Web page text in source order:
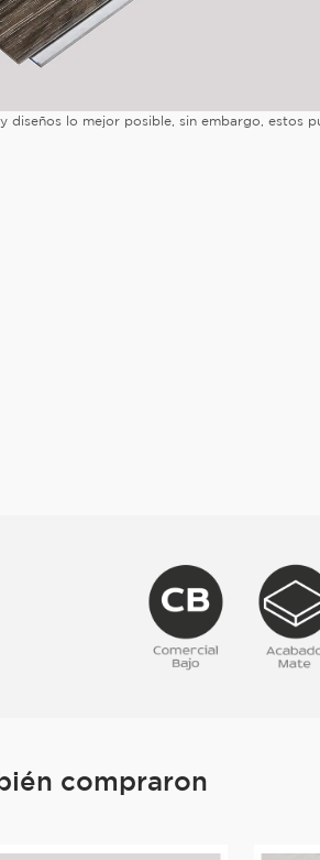
diseños lo mejor posible, sin embargo, estos
compraron